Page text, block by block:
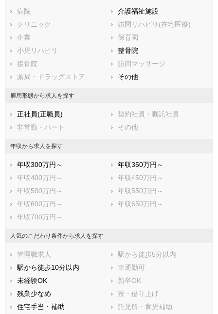
静岡県
三重県
滋賀県
大阪府
兵庫県
鳥取県
広島県
徳島県
香川県
愛媛県
鹿児島県
病院
介護福祉施設
クリニック
訪問リハビリ(在宅医療)
企業
保育園
小児リハビリ
整骨院
接骨院
訪問マッサージ
薬局・ドラッグストア
その他
雇用形態から求人を探す
正社員(正職員)
契約社員・嘱託社員
非常勤・パート
その他
年収から求人を探す
年収300万円～
年収350万円～
年収400万円～
年収450万円～
年収500万円～
年収550万円～
年収600万円～
年収650万円～
年収700万円～
人気のこだわり条件から求人を探す
管理職求人
駅から徒歩5分以内
駅から徒歩10分以内
車通勤可
未経験OK
新卒OK
残業少なめ
寮・借り上げ
住宅手当・補助
託児所・育児補助